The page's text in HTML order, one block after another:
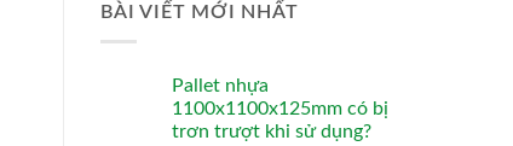
BÀI VIẾT MỚI NHẤT
Pallet nhựa
1100x1100x125mm có bị
trơn trượt khi sử dụng?